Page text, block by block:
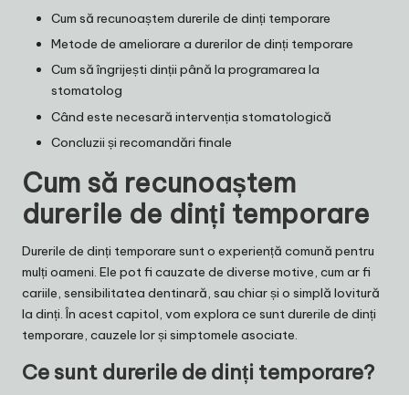
Cum să recunoaștem durerile de dinți temporare
Metode de ameliorare a durerilor de dinți temporare
Cum să îngrijești dinții până la programarea la
stomatolog
Când este necesară intervenția stomatologică
Concluzii și recomandări finale
Cum să recunoaștem
durerile de dinți temporare
Durerile de dinți temporare sunt o experiență comună pentru
mulți oameni. Ele pot fi cauzate de diverse motive, cum ar fi
cariile, sensibilitatea dentinară, sau chiar și o simplă lovitură
la dinți. În acest capitol, vom explora ce sunt durerile de dinți
temporare, cauzele lor și simptomele asociate.
Ce sunt durerile de dinți temporare?